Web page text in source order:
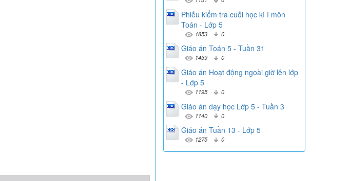
Phiếu kiểm tra cuối học kì I môn
Toán - Lớp 5
1853 0
Giáo án Toán 5 - Tuần 31
1439 0
Giáo án Hoạt động ngoài giờ lên lớp
- Lớp 5
1195 0
Giáo án dạy học Lớp 5 - Tuần 3
1140 0
Giáo án Tuần 13 - Lớp 5
1275 0